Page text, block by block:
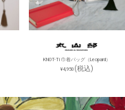
KNOT-Ti 巾着バッグ（Leopard）
¥4,950 (税込)